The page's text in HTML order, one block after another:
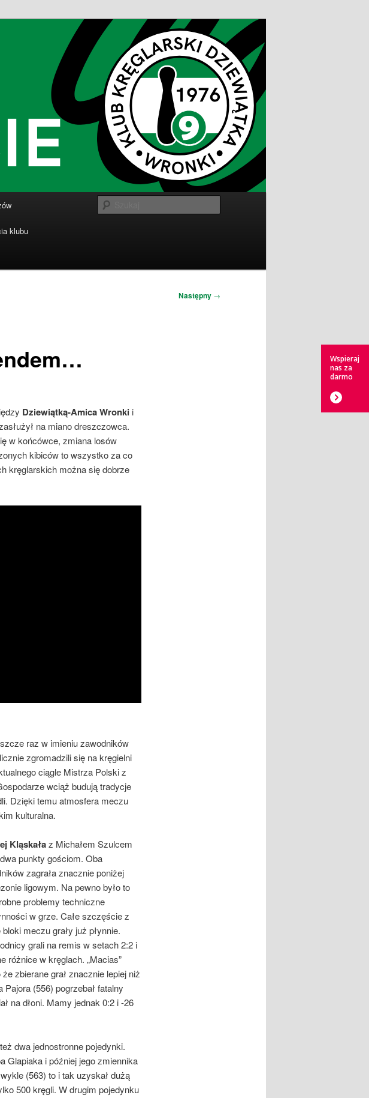
klubu
Następny →
Dziewiątką-Amica Wronkii
na miano dreszczowca.
w końcówce, zmiana losów
kibiców to wszystko za co
kręglarskich można się dobrze
raz w imieniu zawodników
zgromadzili się na kręgielni
ciągle Mistrza Polski z
wciąż budują tradycje
Dzięki temu atmosfera meczu
kulturalna.
Kląskałaz Michałem Szulcem
punkty gościom. Oba
zagrała znacznie poniżej
ligowym. Na pewno było to
problemy techniczne
w grze. Całe szczęście z
meczu grały już płynnie.
grali na remis w setach 2:2 i
różnice w kręglach. „Macias”
zbierane grał znacznie lepiej niż
(556) pogrzebał fatalny
na dłoni. Mamy jednak 0:2 i -26
dwa jednostronne pojedynki.
Glapiaka i później jego zmiennika
(563) to i tak uzyskał dużą
500 kręgli. W drugim pojedynku
Wspieraj
nas za
darmo